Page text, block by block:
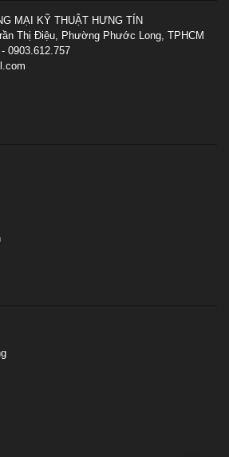
MẠI KỸ THUẬT HƯNG TÍN
Thị Điệu, Phường Phước Long, TPHCM
0903.612.757